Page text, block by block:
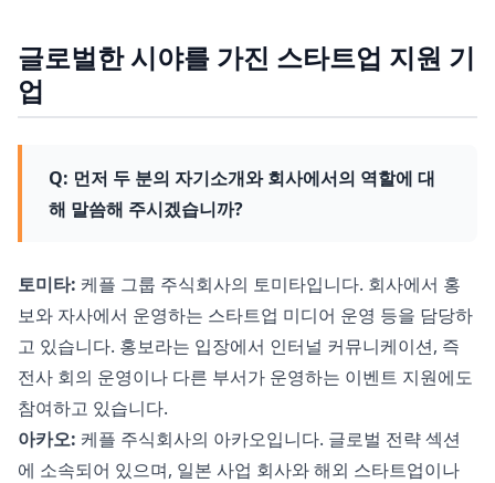
글로벌한 시야를 가진 스타트업 지원 기
업
Q: 먼저 두 분의 자기소개와 회사에서의 역할에 대
해 말씀해 주시겠습니까?
토미타: 케플 그룹 주식회사의 토미타입니다. 회사에서 홍
보와 자사에서 운영하는 스타트업 미디어 운영 등을 담당하
고 있습니다. 홍보라는 입장에서 인터널 커뮤니케이션, 즉
전사 회의 운영이나 다른 부서가 운영하는 이벤트 지원에도
참여하고 있습니다.
아카오: 케플 주식회사의 아카오입니다. 글로벌 전략 섹션
에 소속되어 있으며, 일본 사업 회사와 해외 스타트업이나